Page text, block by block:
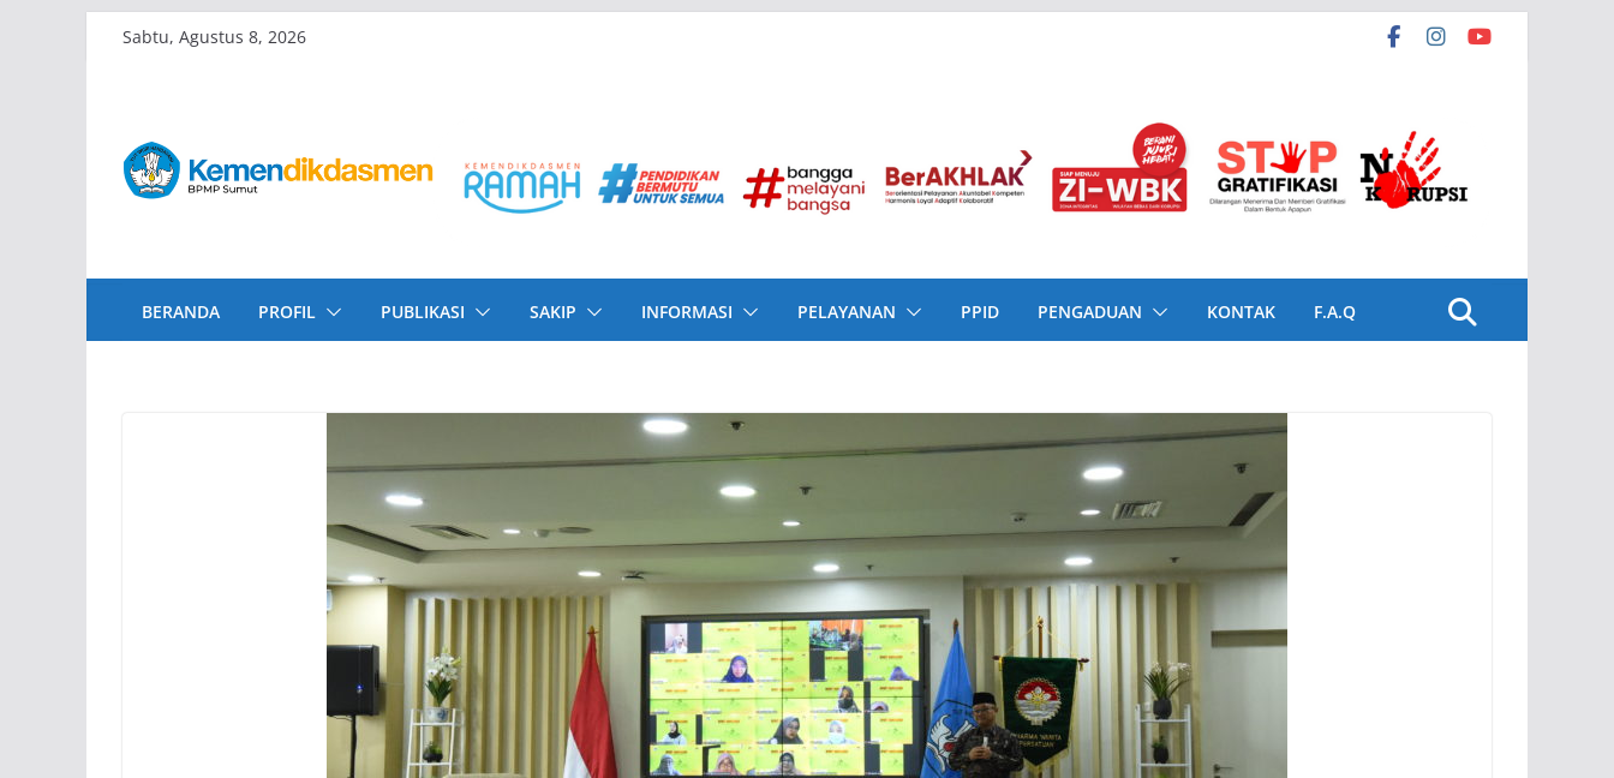
Sabtu, Agustus 8, 2026
BERANDA PROFIL PUBLIKASI SAKIP INFORMASI PELAYANAN PPID PENGADUAN KONTAK F.A.Q